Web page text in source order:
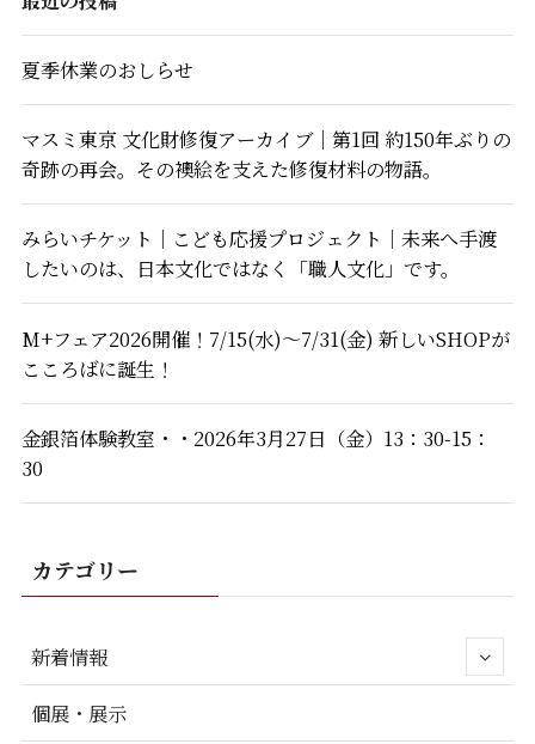
夏季休業のおしらせ
マスミ東京 文化財修復アーカイブ｜第1回 約150年ぶりの
奇跡の再会。その襖絵を支えた修復材料の物語。
みらいチケット｜こども応援プロジェクト｜未来へ手渡
したいのは、日本文化ではなく「職人文化」です。
M+フェア2026開催！7/15(水)～7/31(金) 新しいSHOPが
こころばに誕生！
金銀箔体験教室・・2026年3月27日（金）13：30-15：
30
カテゴリー
新着情報
個展・展示